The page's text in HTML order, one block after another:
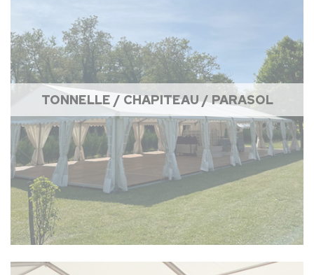
TONNELLE / CHAPITEAU / PARASOL